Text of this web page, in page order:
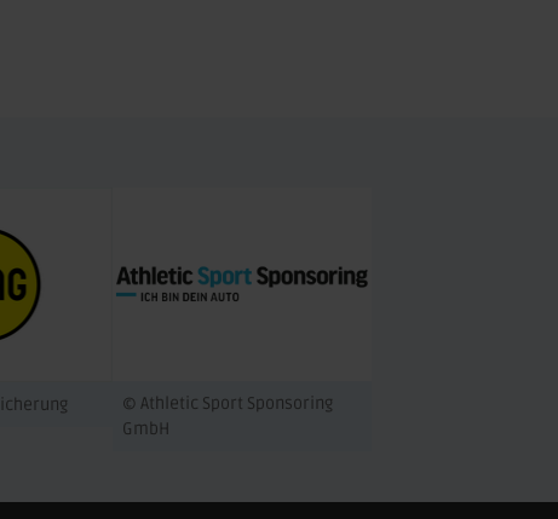
© Athletic Sport Sponsoring
GmbH